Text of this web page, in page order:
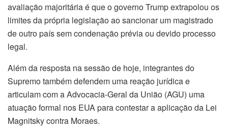
avaliação majoritária é que o governo Trump extrapolou os
limites da própria legislação ao sancionar um magistrado
de outro país sem condenação prévia ou devido processo
legal.
Além da resposta na sessão de hoje, integrantes do
Supremo também defendem uma reação jurídica e
articulam com a Advocacia-Geral da União (AGU) uma
atuação formal nos EUA para contestar a aplicação da Lei
Magnitsky contra Moraes.